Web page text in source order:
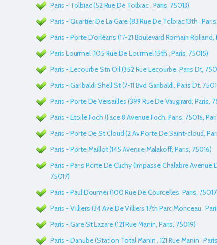
Paris - Tolbiac (52 Rue De Tolbiac , Paris, 75013)
Paris - Quartier De La Gare (83 Rue De Tolbiac 13th ,
Paris - Porte D'orléans (17-21 Boulevard Romain Rolland,
Paris Lourmel (105 Rue De Lourmel 15th , Paris, 75015)
Paris - Lecourbe Stn Oil (352 Rue Lecourbe, Paris Dt,
Paris - Garibaldi Shell St (7-11 Bvd Garibaldi, Paris Dt,
Paris - Porte De Versailles (399 Rue De Vaugirard, Paris,
Paris - Etoile Foch (Face 8 Avenue Foch, Paris, 75016,
Paris - Porte De St Cloud (2 Av Porte De Saint-cloud,
Paris - Porte Maillot (145 Avenue Malakoff, Paris, 75016)
Paris - Paris Porte De Clichy (Impasse Chalabre Avenue
75017)
Paris - Paul Doumer (100 Rue De Courcelles, Paris,
Paris - Villiers (34 Ave De Villiers 17th Parc Monceau ,
Paris - Gare St Lazare (121 Rue Manin, Paris, 75019)
Paris - Danube (Station Total Manin , 121 Rue Manin ,